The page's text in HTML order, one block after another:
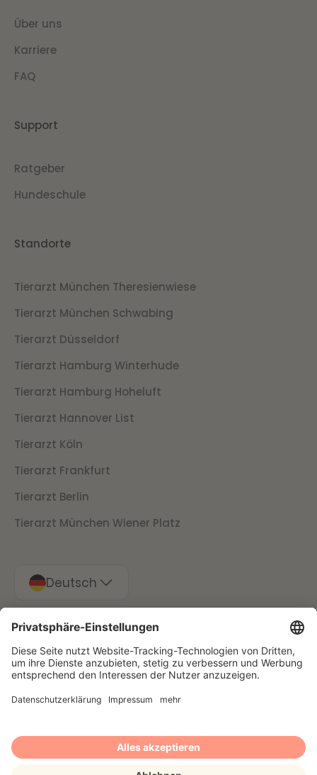
Über uns
Karriere
FAQ
Support
Ratgeber
Hundeschule
Standorte
Tierarzt München Theresienwiese
Tierarzt München Schwabing
Tierarzt Düsseldorf
Tierarzt Hamburg Winterhude
Tierarzt Hamburg Hoheluft
Tierarzt Hannover List
Tierarzt Köln
Tierarzt Frankfurt
Tierarzt Berlin
Tierarzt München Wiener Platz
Deutsch
ImpressumDatenschutzStornierungsbedingungen